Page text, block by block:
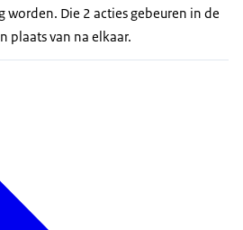
voor de ziekte is, dan
elkaar.
hoe lang de ziekte wegblijft.
wie het medicijn moet krijgen.
heel duur. Vergoeding
koste gaan van zorg voor
We adviseren dan om over de
worden. Die 2 acties gebeuren in de
plaats van na elkaar.